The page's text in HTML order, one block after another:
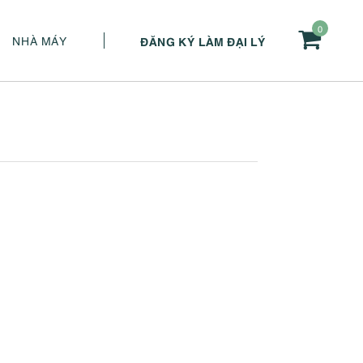
0
ĐĂNG KÝ LÀM ĐẠI LÝ
NHÀ MÁY